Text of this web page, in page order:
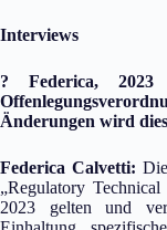
Interviews
? Federica,
Änderungen wird
Federica Calvetti:
„Regulatory
2023 gelten und